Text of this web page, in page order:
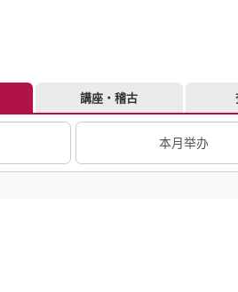
講座・稽古
本月举办